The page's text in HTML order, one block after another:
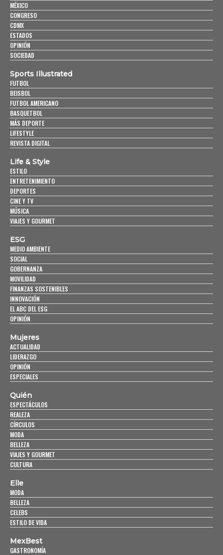
MÉXICO
CONGRESO
CDMX
ESTADOS
OPINIÓN
SOCIEDAD
Sports Illustrated
FUTBOL
BEISBOL
FUTBOL AMERICANO
BASQUETBOL
MÁS DEPORTE
LIFESTYLE
REVISTA DIGITAL
Life & Style
ESTILO
ENTRETENIMIENTO
DEPORTES
CINE Y TV
MÚSICA
VIAJES Y GOURMET
ESG
MEDIO AMBIENTE
SOCIAL
GOBERNANZA
MOVILIDAD
FINANZAS SOSTENIBLES
INNOVACIÓN
EL ABC DEL ESG
OPINIÓN
Mujeres
ACTUALIDAD
LIDERAZGO
OPINIÓN
ESPECIALES
Quién
ESPECTÁCULOS
REALEZA
CÍRCULOS
MODA
BELLEZA
VIAJES Y GOURMET
CULTURA
Elle
MODA
BELLEZA
CELEBS
ESTILO DE VIDA
MexBest
GASTRONOMÍA